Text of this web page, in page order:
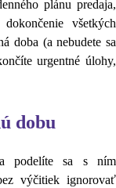
plánu predaja,
všetkých
doba (a nebudete sa
urgentné úlohy,
dobu
podelíte sa s ním
výčitiek ignorovať